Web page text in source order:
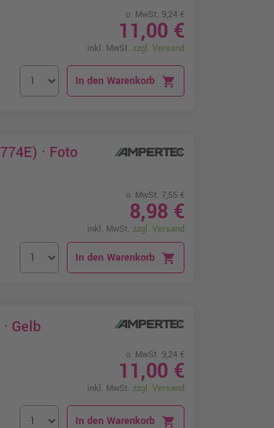
o. MwSt. 9,24 €
11,00 €
inkl. MwSt. zzgl. Versand
In den Warenkorb shopping_cart
· Foto
o. MwSt. 7,55 €
8,98 €
inkl. MwSt. zzgl. Versand
In den Warenkorb shopping_cart
Gelb
o. MwSt. 9,24 €
11,00 €
inkl. MwSt. zzgl. Versand
In den Warenkorb shopping_cart